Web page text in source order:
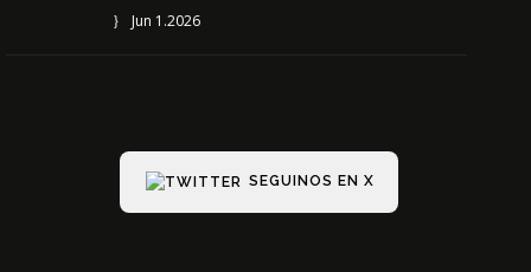
Jun 1.2026
SEGUINOS EN X